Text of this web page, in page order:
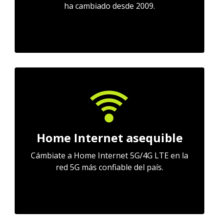
ha cambiado desde 2009.
Home Internet asequible
Cámbiate a Home Internet 5G/4G LTE en la
red 5G más confiable del país.